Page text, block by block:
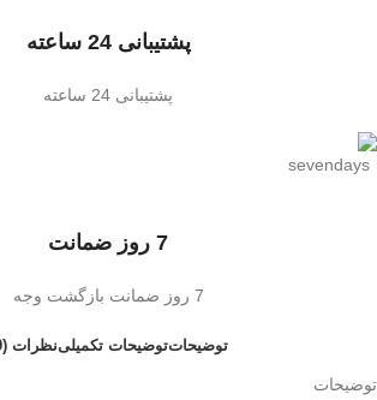
پشتیبانی 24 ساعته
پشتیبانی 24 ساعته
7 روز ضمانت
7 روز ضمانت بازگشت وجه
توضیحاتتوضیحات تکمیلینظرات (0)
توضیحات